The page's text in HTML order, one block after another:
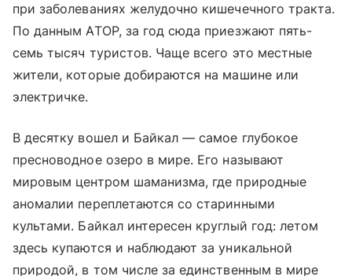
при заболеваниях желудочно кишечечного тракта.
По данным АТОР, за год сюда приезжают пять-
семь тысяч туристов. Чаще всего это местные
жители, которые добираются на машине или
электричке.
В десятку вошел и Байкал — самое глубокое
пресноводное озеро в мире. Его называют
мировым центром шаманизма, где природные
аномалии переплетаются со старинными
культами. Байкал интересен круглый год: летом
здесь купаются и наблюдают за уникальной
природой, в том числе за единственным в мире